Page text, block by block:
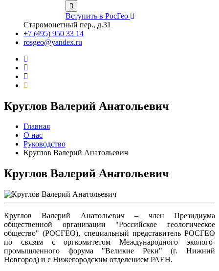
Вступить в РосГео
Старомонетный пер., д.31
+7 (495) 950 33 14
rosgeo@yandex.ru
Круглов Валерий Анатольевич
Главная
О нас
Руководство
Круглов Валерий Анатольевич
Круглов Валерий Анатольевич
Круглов Валерий Анатольевич – член Президиума
общественной организации "Российское геологическое
общество" (РОСГЕО), специальный представитель РОСГЕО
по связям с оргкомитетом Международного эколого-
промышленного форума "Великие Реки" (г. Нижний
Новгород) и с Нижегородским отделением РАЕН.